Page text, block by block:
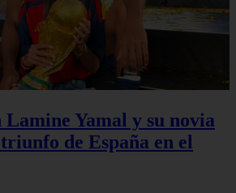
Yamal y su novia
de España en el